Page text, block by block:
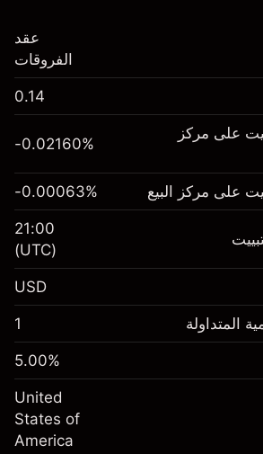
متاح للتداول من خلال عقود
عن:
عقد
الفروقات
0.14
على مركز
$1,000.00
-0.021596
(-$4.32)
-0.02160%
على مركز البيع
استثمارك $1,000.00
-0.000626
(-$0.13)
الرافعة المالية ~ $
-0.00063%
21:00
(UTC)
USD
المتداولة 1
5.00%
United
States of
America